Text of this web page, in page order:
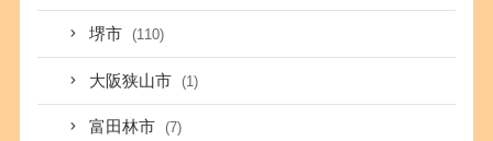
堺市 (110)
大阪狭山市 (1)
富田林市 (7)